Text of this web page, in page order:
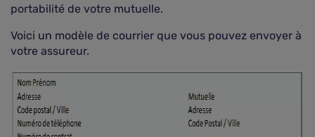
portabilité de votre mutuelle.
Voici un modèle de courrier que vous pouvez envoyer à
votre assureur.